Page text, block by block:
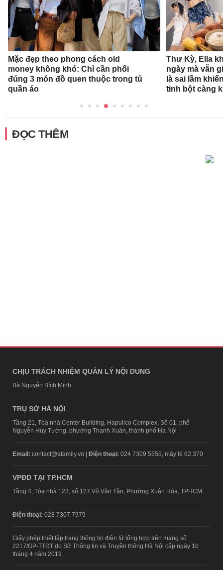
Mặc đẹp theo phong cách old
money không khó: Chỉ cần phối
đúng 3 món đồ quen thuộc trong tủ
quần áo
Thư Kỳ, Ella
ngày mà vẫn
là sai lầm
tinh bột càng
ĐỌC THÊM
CHỊU TRÁCH NHIỆM QUẢN LÝ NỘI DUNG
Bà Nguyễn Bích Minh
TRỤ SỞ HÀ NỘI
Tầng 21, Tòa nhà Center Building, Hapulico Complex, Số 01, phố
Nguyễn Huy Tưởng, phường Thanh Xuân, thành phố Hà Nội
Email: contact@afamily.vn | Điện thoại: 024 7309 5555, máy lẻ 62.370
VPĐD TẠI TP.HCM
Tầng 4, Tòa nhà 123, số 127 Võ Văn Tần, Phường Xuân Hòa, TPHCM
Điện thoại: 028 7307 7979
Giấy phép thiết lập trang thông tin điện tử tổng hợp trên mạng số
2217/GP-TTĐT do Sở Thông tin và Truyền thông Hà Nội cấp ngày 10
tháng 4 năm 2019